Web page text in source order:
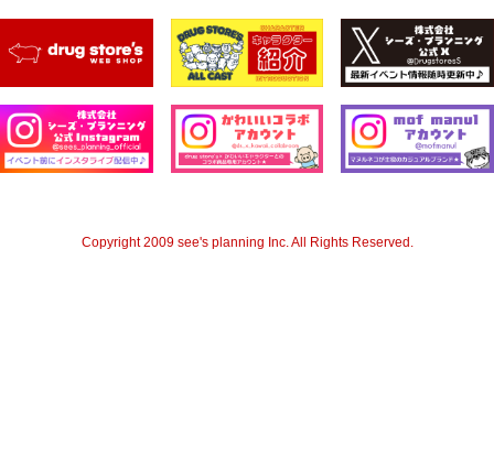
Copyright 2009 see's planning Inc. All Rights Reserved.